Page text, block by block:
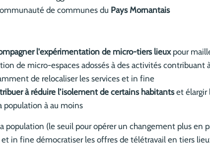
de communes du Pays Mornantais
l'expérimentation de micro-tiers lieux pour
de micro-espaces adossés à des activités
de relocaliser les services et in fine
à réduire l’isolement de certains habitantset élargir
population à au moins
population (le seuil pour opérer un changement plus en
et in fine démocratiser les offres de télétravail en tiers